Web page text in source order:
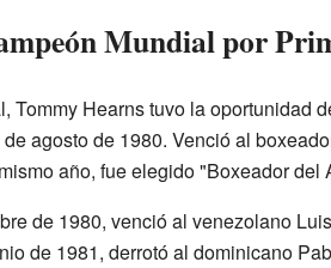
Mundial por
Tommy Hearns tuvo la oportunidad
agosto de 1980. Venció al
año, fue elegido "Boxeador del
de 1980, venció al venezolano
de 1981, derrotó al dominicano